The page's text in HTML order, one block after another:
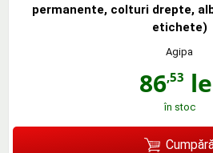
permanente, colturi drepte,
etichete)
Agipa
86,53
în stoc